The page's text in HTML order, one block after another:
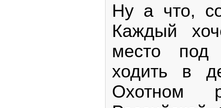
Ну а что,
Каждый
место
ходить в
Охотном